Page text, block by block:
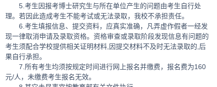
5.考生因报考博士研究生与所在单位产生的问题由考生自行处
理。若因此造成考生不能考试或无法录取，我校不承担责任。
6.考生填报信息、提交资料，应真实准确，凡弄虚作假者一经发
现一律取消申请及录取资格。资格审查或录取阶段发现信息有问题的
考生须配合学校提供相关证明材料,因提交材料不及时无法录取的,后
果自行承担。
7.所有考生均须按规定时间进行网上报名并缴费，报名费为160
元/人，未缴费考生报名无效。